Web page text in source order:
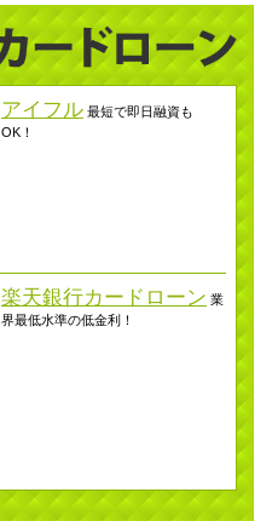
アイフル 最短で即日融資も
OK！
楽天銀行カードローン 業
界最低水準の低金利！